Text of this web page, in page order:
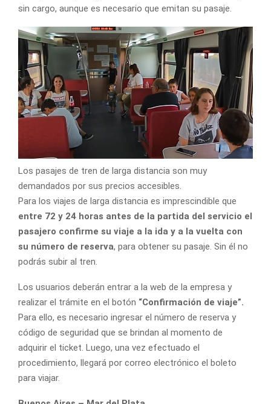
sin cargo, aunque es necesario que emitan su pasaje.
Los pasajes de tren de larga distancia son muy
demandados por sus precios accesibles.
Para los viajes de larga distancia es imprescindible que
entre 72 y 24 horas antes de la partida del servicio el
pasajero confirme su viaje a la ida y a la vuelta con
su número de reserva, para obtener su pasaje. Sin él no
podrás subir al tren.
Los usuarios deberán entrar a la web de la empresa y
realizar el trámite en el botón “Confirmación de viaje”.
Para ello, es necesario ingresar el número de reserva y
código de seguridad que se brindan al momento de
adquirir el ticket. Luego, una vez efectuado el
procedimiento, llegará por correo electrónico el boleto
para viajar.